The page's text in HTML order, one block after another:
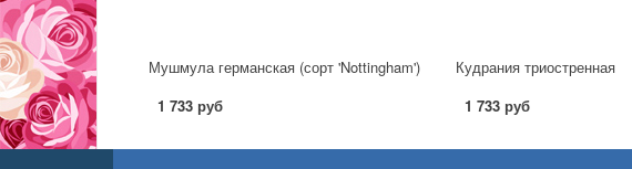
Мушмула германская (сорт 'Nottingham')
1 733 руб
Кудрания триостренная
1 733 руб